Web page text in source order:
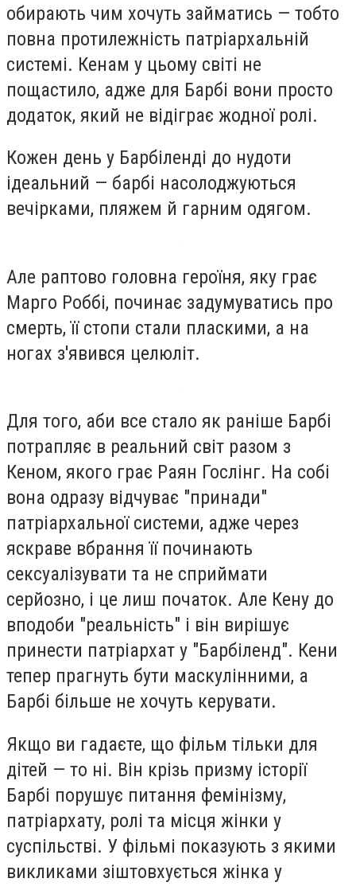
обирають чим хочуть займатись — тобто
повна протилежність патріархальній
системі. Кенам у цьому світі не
пощастило, адже для Барбі вони просто
додаток, який не відіграє жодної ролі.
Кожен день у Барбіленді до нудоти
ідеальний — барбі насолоджуються
вечірками, пляжем й гарним одягом.
Але раптово головна героїня, яку грає
Марго Роббі, починає задумуватись про
смерть, її стопи стали пласкими, а на
ногах з'явився целюліт.
Для того, аби все стало як раніше Барбі
потрапляє в реальний світ разом з
Кеном, якого грає Раян Гослінг. На собі
вона одразу відчуває "принади"
патріархальної системи, адже через
яскраве вбрання її починають
сексуалізувати та не сприймати
серйозно, і це лиш початок. Але Кену до
вподоби "реальність" і він вирішує
принести патріархат у "Барбіленд". Кени
тепер прагнуть бути маскулінними, а
Барбі більше не хочуть керувати.
Якщо ви гадаєте, що фільм тільки для
дітей — то ні. Він крізь призму історії
Барбі порушує питання фемінізму,
патріархату, ролі та місця жінки у
суспільстві. У фільмі показують з якими
викликами зіштовхується жінка у